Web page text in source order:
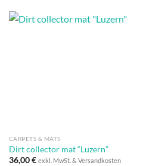
CARPETS & MATS
Dirt collector mat “Luzern”
36,00€ exkl. MwSt. & Versandkosten